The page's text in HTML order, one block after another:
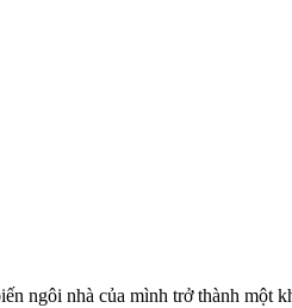
ngôi nhà của mình trở thành một